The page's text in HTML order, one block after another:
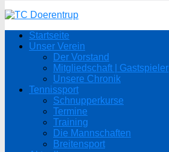
Startseite
Unser Verein
Der Vorstand
Mitgliedschaft | Gastspieler
Unsere Chronik
Tennissport
Schnupperkurse
Termine
Training
Die Mannschaften
Breitensport